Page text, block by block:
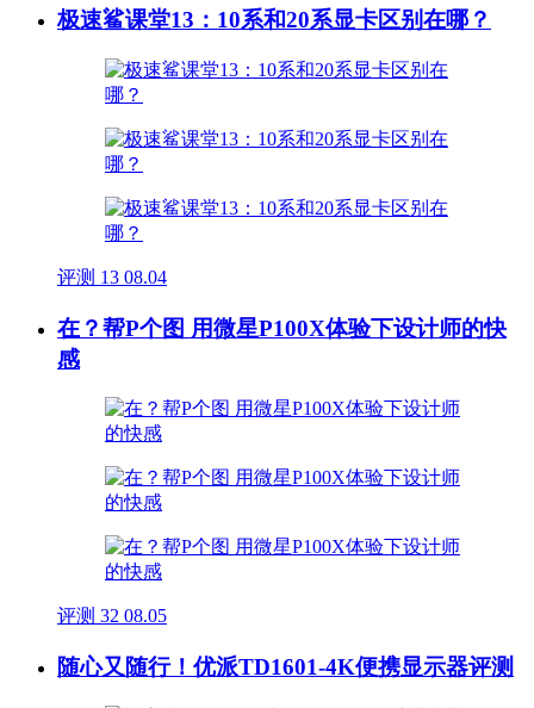
极速鲨课堂13：10系和20系显卡区别在哪？
评测 13 08.04
在？帮P个图 用微星P100X体验下设计师的快
感
评测 32 08.05
随心又随行！优派TD1601-4K便携显示器评测